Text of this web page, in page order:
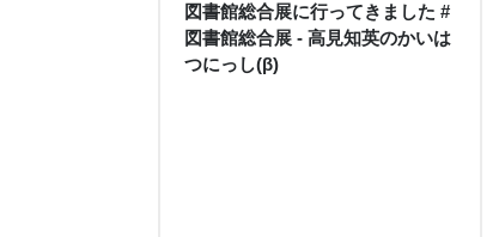
図書館総合展に行ってきました #
図書館総合展 - 高見知英のかいは
つにっし(β)